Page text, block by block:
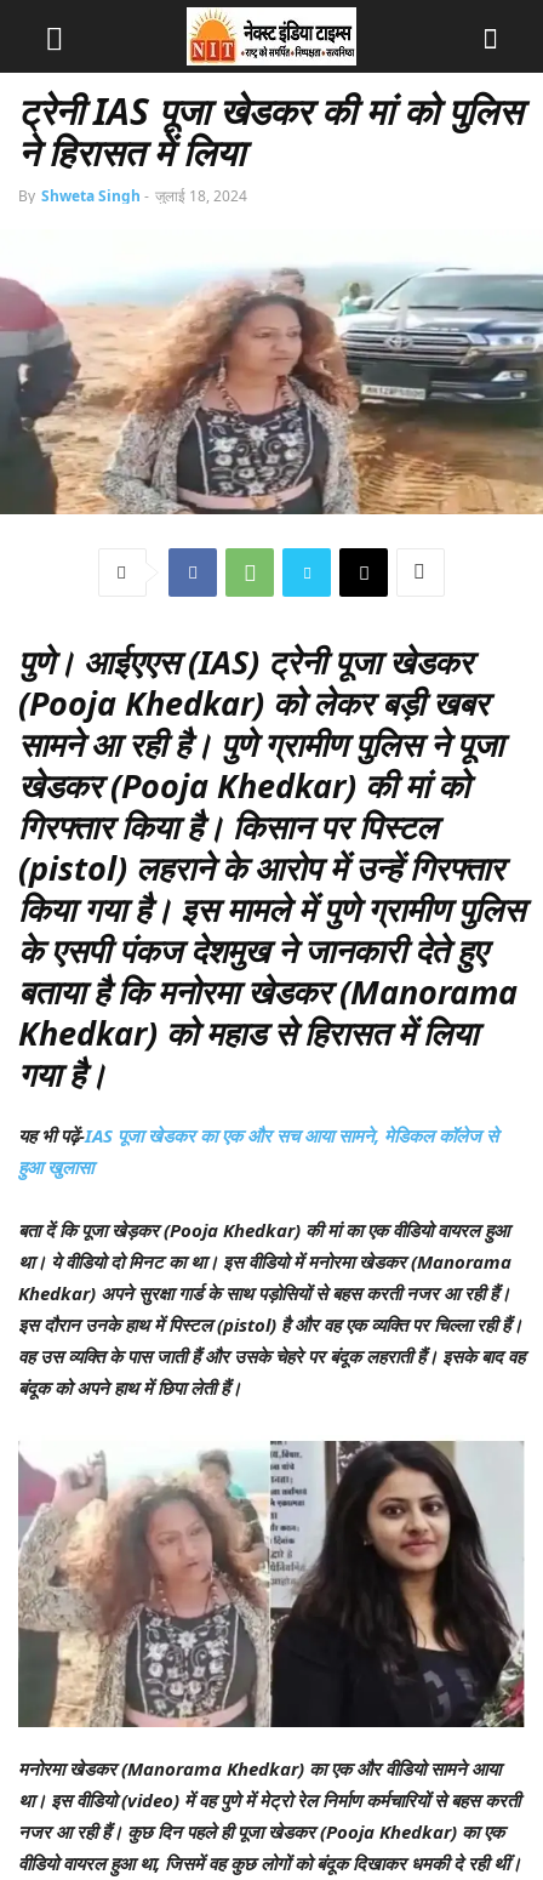
ट्रेनी IAS पूजा खेडकर की मां को पुलिस
ने हिरासत में लिया
By Shweta Singh - जुलाई 18, 2024
पुणे। आईएएस (IAS) ट्रेनी पूजा खेडकर
(Pooja Khedkar) को लेकर बड़ी खबर
सामने आ रही है। पुणे ग्रामीण पुलिस ने पूजा
खेडकर (Pooja Khedkar) की मां को
गिरफ्तार किया है। किसान पर पिस्टल
(pistol) लहराने के आरोप में उन्हें गिरफ्तार
किया गया है। इस मामले में पुणे ग्रामीण पुलिस
के एसपी पंकज देशमुख ने जानकारी देते हुए
बताया है कि मनोरमा खेडकर (Manorama
Khedkar) को महाड से हिरासत में लिया
गया है।
यह भी पढ़ें-IAS पूजा खेडकर का एक और सच आया सामने, मेडिकल कॉलेज से
हुआ खुलासा
बता दें कि पूजा खेड़कर (Pooja Khedkar) की मां का एक वीडियो वायरल हुआ
था। ये वीडियो दो मिनट का था। इस वीडियो में मनोरमा खेडकर (Manorama
Khedkar) अपने सुरक्षा गार्ड के साथ पड़ोसियों से बहस करती नजर आ रही हैं।
इस दौरान उनके हाथ में पिस्टल (pistol) है और वह एक व्यक्ति पर चिल्ला रही हैं।
वह उस व्यक्ति के पास जाती हैं और उसके चेहरे पर बंदूक लहराती हैं। इसके बाद वह
बंदूक को अपने हाथ में छिपा लेती हैं।
मनोरमा खेडकर (Manorama Khedkar) का एक और वीडियो सामने आया
था। इस वीडियो (video) में वह पुणे में मेट्रो रेल निर्माण कर्मचारियों से बहस करती
नजर आ रही हैं। कुछ दिन पहले ही पूजा खेडकर (Pooja Khedkar) का एक
वीडियो वायरल हुआ था, जिसमें वह कुछ लोगों को बंदूक दिखाकर धमकी दे रही थीं।